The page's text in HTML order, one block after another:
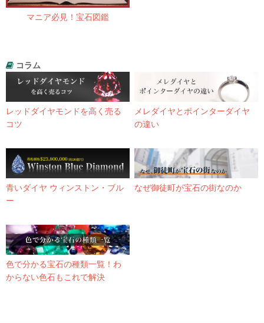
マニア必見！宝石図鑑
コラム
レッドダイヤモンドを高く売る
コツ
メレダイヤとポインターダイヤ
の違い
青いダイヤ ウィンストン・ブル
ー
なぜ御徒町が宝石の街なのか
色で分かる宝石の種類一覧！わ
からない色石もこれで解決